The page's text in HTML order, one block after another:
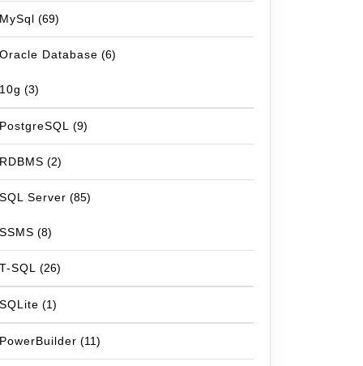
MySql (69)
Oracle Database (6)
10g (3)
PostgreSQL (9)
RDBMS (2)
SQL Server (85)
SSMS (8)
T-SQL (26)
SQLite (1)
PowerBuilder (11)